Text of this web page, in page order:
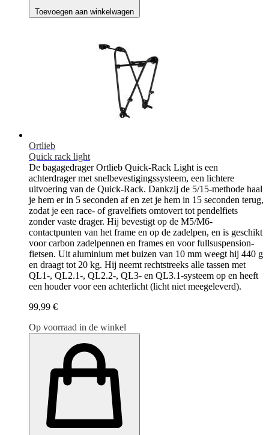
Toevoegen aan winkelwagen
Ortlieb
Quick rack light
De bagagedrager Ortlieb Quick-Rack Light is een
achterdrager met snelbevestigingssysteem, een lichtere
uitvoering van de Quick-Rack. Dankzij de 5/15-methode haal
je hem er in 5 seconden af en zet je hem in 15 seconden terug,
zodat je een race- of gravelfiets omtovert tot pendelfiets
zonder vaste drager. Hij bevestigt op de M5/M6-
contactpunten van het frame en op de zadelpen, en is geschikt
voor carbon zadelpennen en frames en voor fullsuspension-
fietsen. Uit aluminium met buizen van 10 mm weegt hij 440 g
en draagt tot 20 kg. Hij neemt rechtstreeks alle tassen met
QL1-, QL2.1-, QL2.2-, QL3- en QL3.1-systeem op en heeft
een houder voor een achterlicht (licht niet meegeleverd).
99,99 €
Op voorraad in de winkel